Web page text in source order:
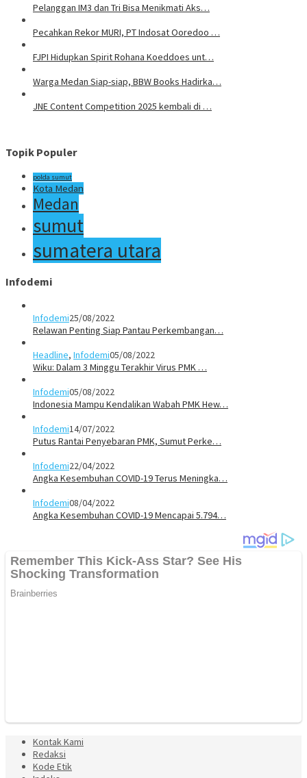
Pelanggan IM3 dan Tri Bisa Menikmati Aks…
Pecahkan Rekor MURI, PT Indosat Ooredoo …
FJPI Hidupkan Spirit Rohana Koeddoes unt…
Warga Medan Siap-siap, BBW Books Hadirka…
JNE Content Competition 2025 kembali di …
Topik Populer
polda sumut
Kota Medan
Medan
sumut
sumatera utara
Infodemi
Infodemi25/08/2022
Relawan Penting Siap Pantau Perkembangan…
Headline, Infodemi05/08/2022
Wiku: Dalam 3 Minggu Terakhir Virus PMK …
Infodemi05/08/2022
Indonesia Mampu Kendalikan Wabah PMK Hew…
Infodemi14/07/2022
Putus Rantai Penyebaran PMK, Sumut Perke…
Infodemi22/04/2022
Angka Kesembuhan COVID-19 Terus Meningka…
Infodemi08/04/2022
Angka Kesembuhan COVID-19 Mencapai 5.794…
Kontak Kami
Redaksi
Kode Etik